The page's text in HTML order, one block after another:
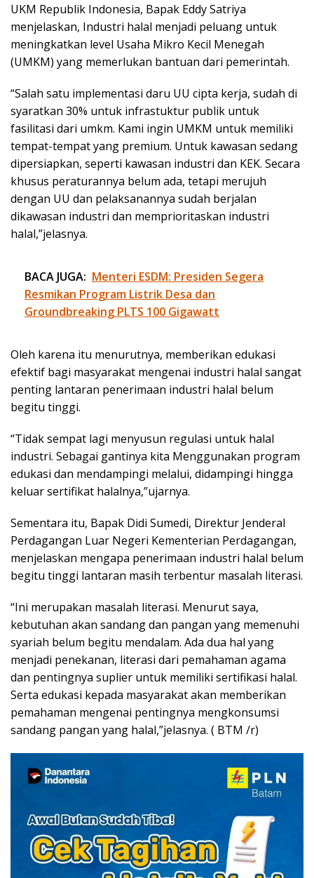
UKM Republik Indonesia, Bapak Eddy Satriya
menjelaskan, Industri halal menjadi peluang untuk
meningkatkan level Usaha Mikro Kecil Menegah
(UMKM) yang memerlukan bantuan dari pemerintah.
“Salah satu implementasi daru UU cipta kerja, sudah di
syaratkan 30% untuk infrastuktur publik untuk
fasilitasi dari umkm. Kami ingin UMKM untuk memiliki
tempat-tempat yang premium. Untuk kawasan sedang
dipersiapkan, seperti kawasan industri dan KEK. Secara
khusus peraturannya belum ada, tetapi merujuh
dengan UU dan pelaksanannya sudah berjalan
dikawasan industri dan memprioritaskan industri
halal,”jelasnya.
BACA JUGA: Menteri ESDM: Presiden Segera
Resmikan Program Listrik Desa dan
Groundbreaking PLTS 100 Gigawatt
Oleh karena itu menurutnya, memberikan edukasi
efektif bagi masyarakat mengenai industri halal sangat
penting lantaran penerimaan industri halal belum
begitu tinggi.
“Tidak sempat lagi menyusun regulasi untuk halal
industri. Sebagai gantinya kita Menggunakan program
edukasi dan mendampingi melalui, didampingi hingga
keluar sertifikat halalnya,”ujarnya.
Sementara itu, Bapak Didi Sumedi, Direktur Jenderal
Perdagangan Luar Negeri Kementerian Perdagangan,
menjelaskan mengapa penerimaan industri halal belum
begitu tinggi lantaran masih terbentur masalah literasi.
“Ini merupakan masalah literasi. Menurut saya,
kebutuhan akan sandang dan pangan yang memenuhi
syariah belum begitu mendalam. Ada dua hal yang
menjadi penekanan, literasi dari pemahaman agama
dan pentingnya suplier untuk memiliki sertifikasi halal.
Serta edukasi kepada masyarakat akan memberikan
pemahaman mengenai pentingnya mengkonsumsi
sandang pangan yang halal,”jelasnya. ( BTM /r)